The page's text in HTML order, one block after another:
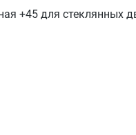
+45 для стеклянных